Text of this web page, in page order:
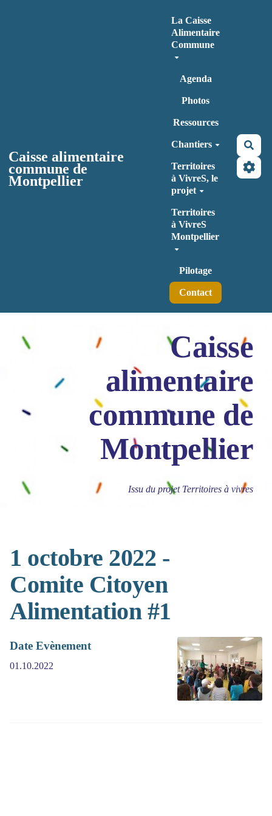
Caisse alimentaire
commune de
Montpellier
La Caisse
Alimentaire
Commune
Agenda
Photos
Ressources
Chantiers
Territoires
à VivreS, le
projet
Territoires
à VivreS
Montpellier
Pilotage
Contact
Caisse
alimentaire
commune de
Montpellier
Issu du projet Territoires à vivres
1 octobre 2022 -
Comite Citoyen
Alimentation #1
Date Evènement
01.10.2022